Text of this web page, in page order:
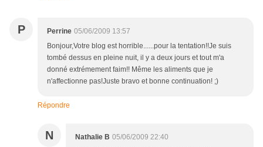
P Perrine 05/06/2009 13:57
Bonjour,Votre blog est horrible......pour la tentation!!Je suis
tombé dessus en pleine nuit, il y a deux jours et tout m'a
donné extrémement faim!! Même les aliments que je
n'affectionne pas!Juste bravo et bonne continuation! ;)
Répondre
N Nathalie B 05/06/2009 22:40